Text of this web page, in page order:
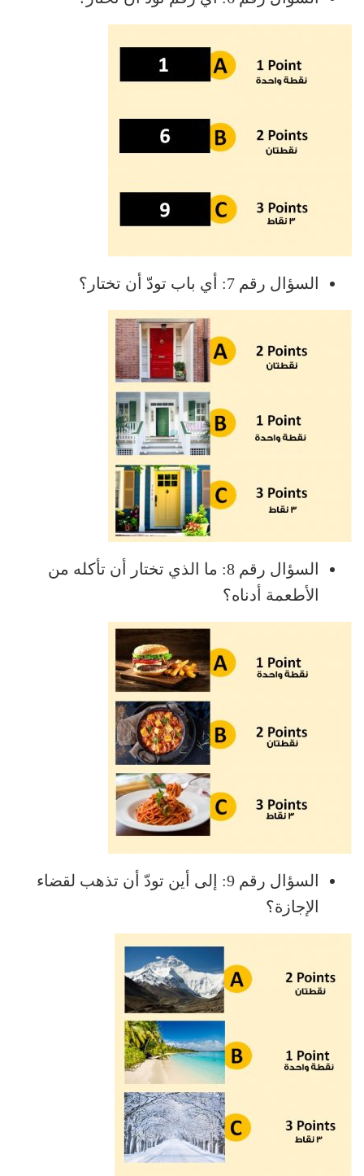
السؤال رقم 7: أي باب تودّ أن تختار؟
السؤال رقم 8: ما الذي تختار أن تأكله من
الأطعمة أدناه؟
السؤال رقم 9: إلى أين تودّ أن تذهب لقضاء
الإجازة؟